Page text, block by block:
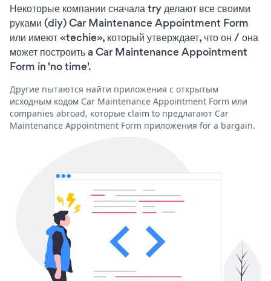
Некоторые компании сначала try делают все своими
руками (diy) Car Maintenance Appointment Form
или имеют «techie», который утверждает, что он / она
может построить a Car Maintenance Appointment
Form in 'no time'.
Другие пытаются найти приложения с открытым
исходным кодом Car Maintenance Appointment Form или
companies abroad, которые claim to предлагают Car
Maintenance Appointment Form приложения for a bargain.